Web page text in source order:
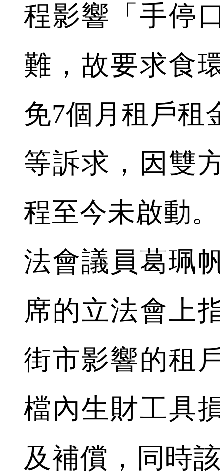
程影響「手停
難，故要求食
免7個月租戶租
等訴求，因雙
程至今未啟動
法會議員葛珮
席的立法會上
街市影響的租
檔內生財工具
及補償，同時